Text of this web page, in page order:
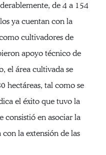
de 4 a 154
ya cuentan con la
cultivadores de
apoyo técnico de
el área cultivada se
hectáreas, tal como se
el éxito que tuvo la
consistió en asociar la
la extensión de las